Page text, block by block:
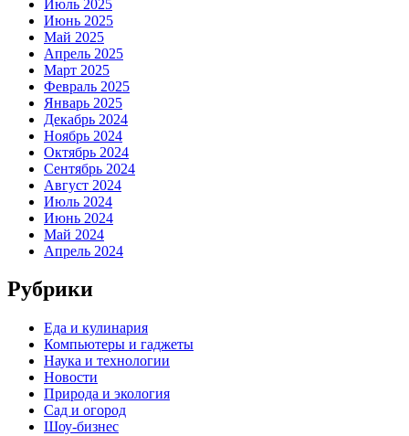
Июль 2025
Июнь 2025
Май 2025
Апрель 2025
Март 2025
Февраль 2025
Январь 2025
Декабрь 2024
Ноябрь 2024
Октябрь 2024
Сентябрь 2024
Август 2024
Июль 2024
Июнь 2024
Май 2024
Апрель 2024
Рубрики
Еда и кулинария
Компьютеры и гаджеты
Наука и технологии
Новости
Природа и экология
Сад и огород
Шоу-бизнес